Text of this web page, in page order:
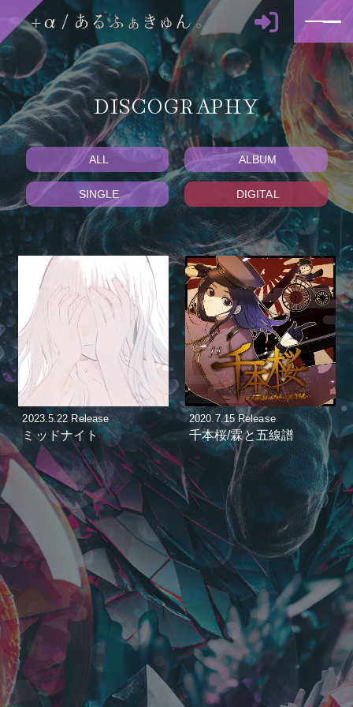
＋α／Cluster.
DISCOGRAPHY
ALL ALBUM
SINGLE DIGITAL
2023.5.22 Release
ミッドナイト
2020.7.15 Release
千本桜/霖と五線譜